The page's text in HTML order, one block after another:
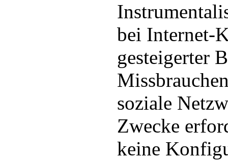
bei Internet-
gesteigerter
soziale
Zwecke
keine